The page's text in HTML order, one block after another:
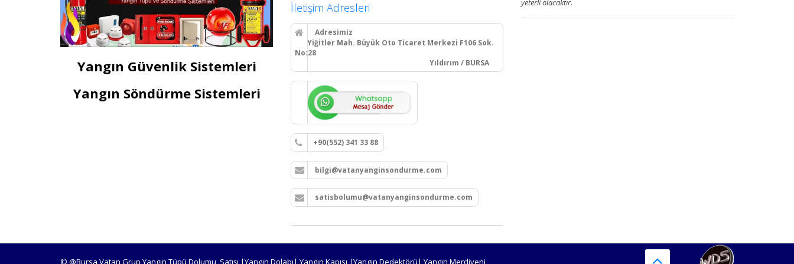
Yangın Güvenlik Sistemleri
Yangın Söndürme Sistemleri
İletişim Adresleri
Adresimiz
Yiğitler Mah. Büyük Oto Ticaret Merkezi F106 Sok.
No:28
Yıldırım / BURSA
+90(552) 341 33 88
bilgi@vatanyanginsondurme.com
satisbolumu@vatanyanginsondurme.com
yeterli olacaktır.
© @Bursa Vatan Grup Yangın Tüpü Dolumu, Satışı |Yangın Dolabı| Yangın Kapısı |Yangın Dedektörü| Yangın Merdiveni